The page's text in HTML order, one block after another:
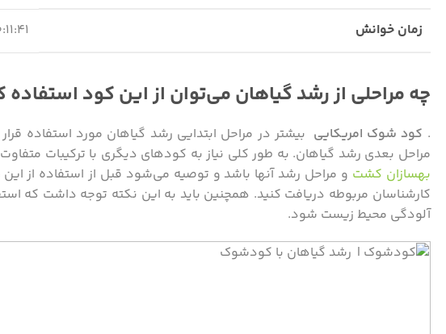
زمان خوانش
چه مراحلی از رشد گیاهان می‌توان از این کود استفاده
. کود شوک امریکایی بیشتر در مراحل ابتدایی رشد گیاهان مورد استفاده
مراحل بعدی رشد گیاهان. به طور کلی نیاز به کود‌های دیگری با ترکیبات متفاوت
بهسازان کشت و مراحل رشد آنها باشد و توصیه می‌شود قبل از استفاده از
کارشناسان مربوطه دریافت کنید. همچنین باید به این نکته توجه داشت که
آلودگی محیط زیست شود.